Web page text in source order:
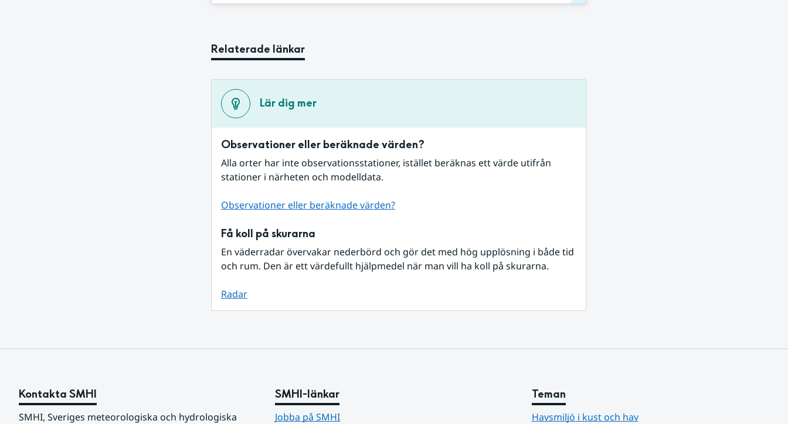
Relaterade länkar
Lär dig mer
Observationer eller beräknade värden?
Alla orter har inte observationsstationer, istället beräknas ett värde utifrån
stationer i närheten och modelldata.
Observationer eller beräknade värden?
Få koll på skurarna
En väderradar övervakar nederbörd och gör det med hög upplösning i både tid
och rum. Den är ett värdefullt hjälpmedel när man vill ha koll på skurarna.
Radar
Kontakta SMHI
SMHI, Sveriges meteorologiska och hydrologiska
SMHI-länkar
Jobba på SMHI
Teman
Havsmiljö i kust och hav